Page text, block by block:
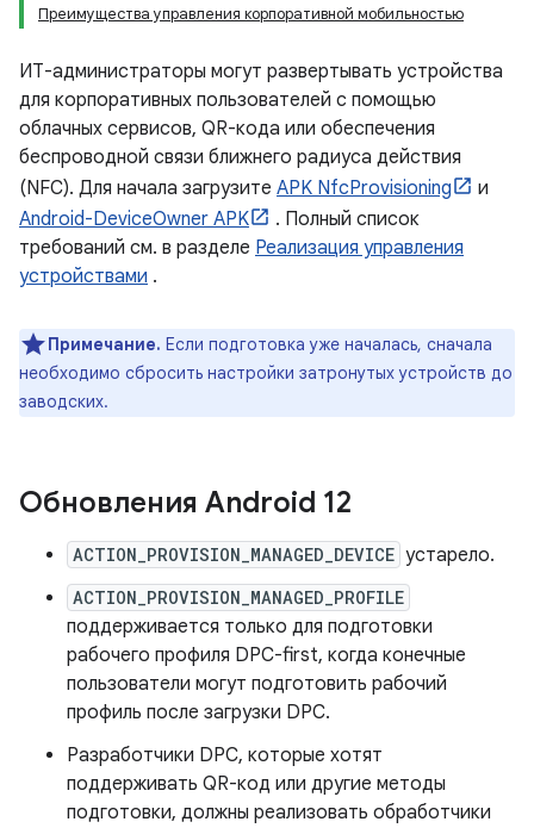
Преимущества управления корпоративной мобильностью
ИТ-администраторы могут развертывать устройства
для корпоративных пользователей с помощью
облачных сервисов, QR-кода или обеспечения
беспроводной связи ближнего радиуса действия
(NFC). Для начала загрузите APK NfcProvisioning
и
Android-DeviceOwner APK
. Полный список
требований см. в разделе Реализация управления
устройствами .
Примечание. Если подготовка уже началась, сначала
необходимо сбросить настройки затронутых устройств до
заводских.
Обновления Android 12
ACTION_PROVISION_MANAGED_DEVICE устарело.
ACTION_PROVISION_MANAGED_PROFILE
поддерживается только для подготовки
рабочего профиля DPC-first, когда конечные
пользователи могут подготовить рабочий
профиль после загрузки DPC.
Разработчики DPC, которые хотят
поддерживать QR-код или другие методы
подготовки, должны реализовать обработчики